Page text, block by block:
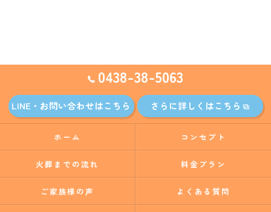
0438-38-5063
LINE・お問い合わせはこちら さらに詳しくはこちら
ホーム コンセプト
火葬までの流れ 料金プラン
ご家族様の声 よくある質問